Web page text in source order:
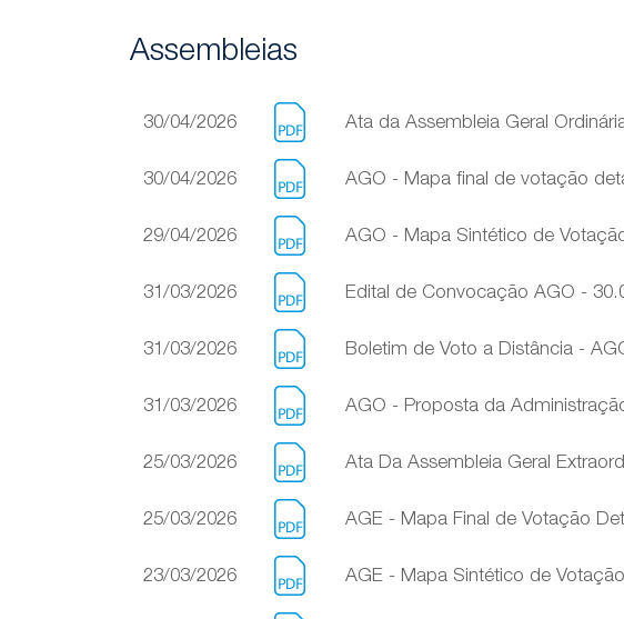
Assembleias
30/04/2026 Ata da Assembleia Geral
30/04/2026 AGO - Mapa final de votação
29/04/2026 AGO - Mapa Sintético de
31/03/2026 Edital de Convocação AGO -
31/03/2026 Boletim de Voto a Distância -
31/03/2026 AGO - Proposta da
25/03/2026 Ata Da Assembleia Geral
25/03/2026 AGE - Mapa Final de Votação
23/03/2026 AGE - Mapa Sintético de